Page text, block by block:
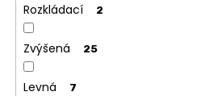
Rozkládací 2
Zvýšená 25
Levná 7